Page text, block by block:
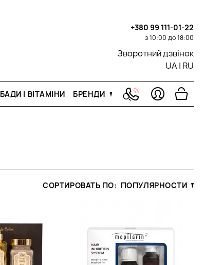
+380 99 111-01-22
з 10:00 до 18:00
Зворотний дзвінок
UA | RU
БАДИ І ВІТАМІНИ БРЕНДИ
СОРТИРОВАТЬ ПО: ПОПУЛЯРНОСТИ